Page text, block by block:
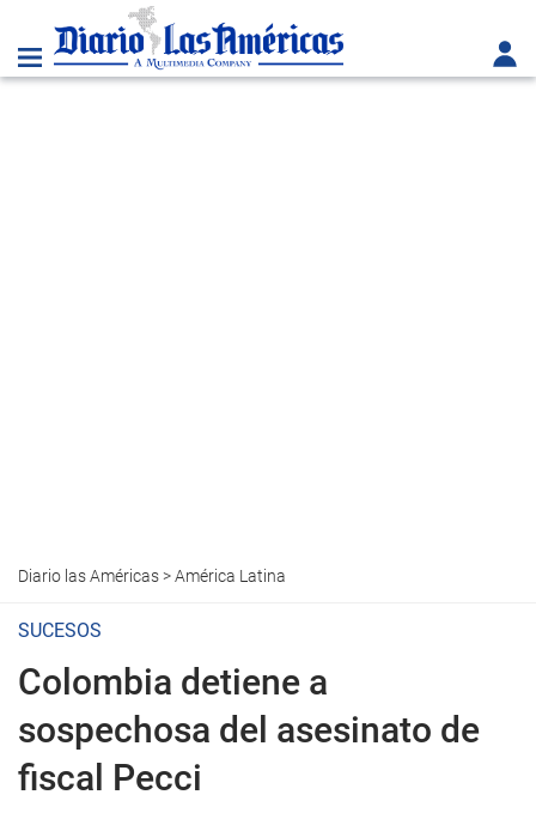
Diario las Américas>América Latina
SUCESOS
Colombia detiene a
sospechosa del asesinato de
fiscal Pecci